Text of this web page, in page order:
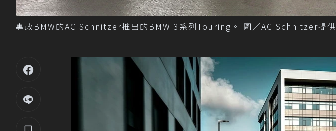
專改BMW的AC Schnitzer推出的BMW 3系列Touring。 圖／AC Schnitzer提供